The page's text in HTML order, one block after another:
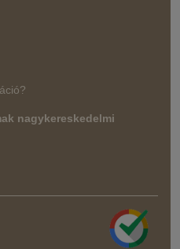
nagykereskedelmi